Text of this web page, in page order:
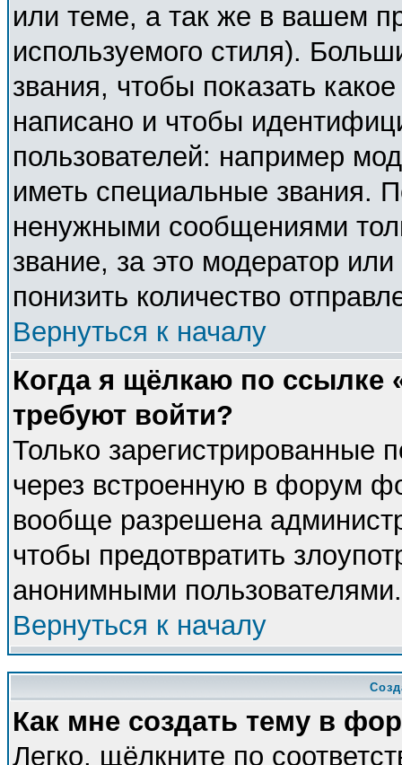
или теме, а так же в вашем
используемого стиля).
звания, чтобы показать
написано и чтобы
пользователей: например
иметь специальные звания.
ненужными сообщениями
звание, за это модератор
понизить количество
Вернуться к началу
Когда я щёлкаю по ссылке
требуют войти?
Только зарегистрированные
через встроенную в форум
вообще разрешена
чтобы предотвратить
анонимными пользователями.
Вернуться к началу
Как мне создать тему в
Легко, щёлкните по